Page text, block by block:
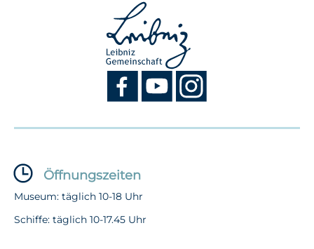
Öffnungszeiten
Museum: täglich 10-18 Uhr
Schiffe: täglich 10-17.45 Uhr